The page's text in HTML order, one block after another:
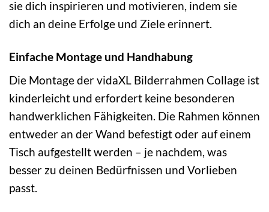
sie dich inspirieren und motivieren, indem sie
dich an deine Erfolge und Ziele erinnert.
Einfache Montage und Handhabung
Die Montage der vidaXL Bilderrahmen Collage ist
kinderleicht und erfordert keine besonderen
handwerklichen Fähigkeiten. Die Rahmen können
entweder an der Wand befestigt oder auf einem
Tisch aufgestellt werden – je nachdem, was
besser zu deinen Bedürfnissen und Vorlieben
passt.